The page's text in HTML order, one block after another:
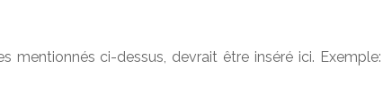
ci-dessus, devrait être inséré ici. Exemple: